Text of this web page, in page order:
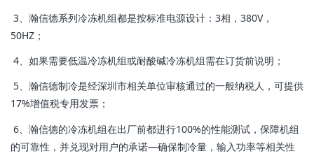
3、瀚信德系列冷冻机组都是按标准电源设计：3相，380V，
50HZ；
4、如果需要低温冷冻机组或耐酸碱冷冻机组需在订货前说明；
5、瀚信德制冷是经深圳市相关单位审核通过的一般纳税人，可提供
17%增值税专用发票；
6、瀚信德的冷冻机组在出厂前都进行100%的性能测试，保障机组
的可靠性，并兑现对用户的承诺—确保制冷量，输入功率等相关性